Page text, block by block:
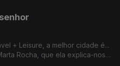
+ Leisure, a melhor cidade é...
Rocha, que ela explica-nos